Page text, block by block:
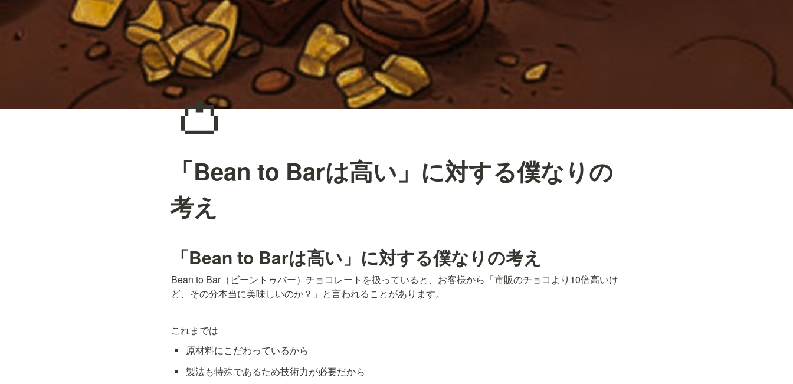
👛
「Bean to Barは高い」に対する僕なりの
考え
「Bean to Barは高い」に対する僕なりの考え
Bean to Bar（ビーントゥバー）チョコレートを扱っていると、お客様から「市販のチョコより10倍高いけ
ど、その分本当に美味しいのか？」と言われることがあります。
これまでは
原材料にこだわっているから
製法も特殊であるため技術力が必要だから